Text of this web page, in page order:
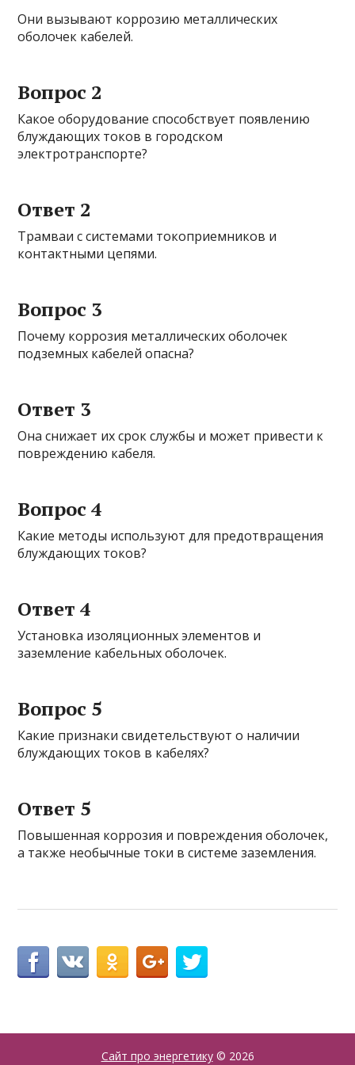
Они вызывают коррозию металлических
оболочек кабелей.
Вопрос 2
Какое оборудование способствует появлению
блуждающих токов в городском
электротранспорте?
Ответ 2
Трамваи с системами токоприемников и
контактными цепями.
Вопрос 3
Почему коррозия металлических оболочек
подземных кабелей опасна?
Ответ 3
Она снижает их срок службы и может привести к
повреждению кабеля.
Вопрос 4
Какие методы используют для предотвращения
блуждающих токов?
Ответ 4
Установка изоляционных элементов и
заземление кабельных оболочек.
Вопрос 5
Какие признаки свидетельствуют о наличии
блуждающих токов в кабелях?
Ответ 5
Повышенная коррозия и повреждения оболочек,
а также необычные токи в системе заземления.
Сайт про энергетику© 2026